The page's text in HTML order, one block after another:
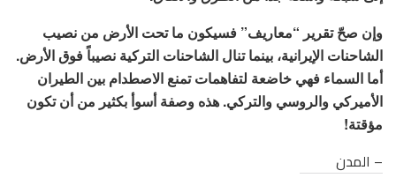
وإن صحّ تقرير “معاريف” فسيكون ما تحت الأرض من نصيب
الشاحنات الإيرانية، بينما تنال الشاحنات التركية نصيباً فوق الأرض.
أما السماء فهي خاضعة لتفاهمات تمنع الاصطدام بين الطيران
الأميركي والروسي والتركي. هذه وصفة أسوأ بكثير من أن تكون
مؤقتة!
– المدن